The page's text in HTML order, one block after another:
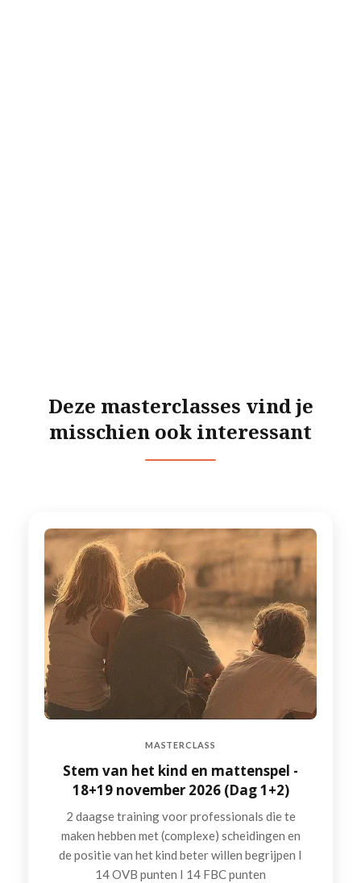
Deze masterclasses vind je
misschien ook interessant
MASTERCLASS
Stem van het kind en mattenspel -
18+19 november 2026 (Dag 1+2)
2 daagse training voor professionals die te
maken hebben met (complexe) scheidingen en
de positie van het kind beter willen begrijpen I
14 OVB punten I 14 FBC punten